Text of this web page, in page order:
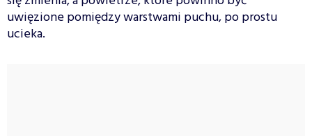
uwięzione pomiędzy warstwami puchu, po prostu
ucieka.